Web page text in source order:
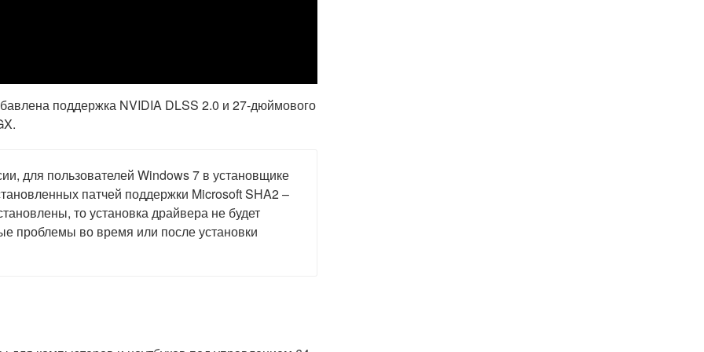
поддержка NVIDIA DLSS 2.0 и 27-дюймового
для пользователей Windows 7 в установщике
патчей поддержки Microsoft SHA2 –
то установка драйвера не будет
проблемы во время или после установки